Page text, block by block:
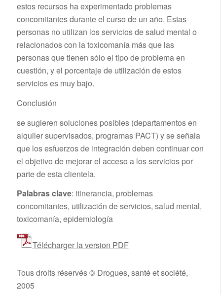
estos recursos ha experimentado problemas
concomitantes durante el curso de un año. Estas
personas no utilizan los servicios de salud mental o
relacionados con la toxicomanía más que las
personas que tienen sólo el tipo de problema en
cuestión, y el porcentaje de utilización de estos
servicios es muy bajo.
Conclusión
se sugieren soluciones posibles (departamentos en
alquiler supervisados, programas PACT) y se señala
que los esfuerzos de integración deben continuar con
el objetivo de mejorar el acceso a los servicios por
parte de esta clientela.
Palabras clave: itinerancia, problemas
concomitantes, utilización de servicios, salud mental,
toxicomanía, epidemiología
Télécharger la version PDF
Tous droits réservés © Drogues, santé et société,
2005